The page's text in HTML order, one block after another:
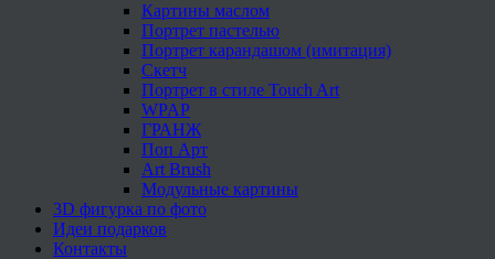
Картины маслом
Портрет пастелью
Портрет карандашом (имитация)
Скетч
Портрет в стиле Touch Art
WPAP
ГРАНЖ
Поп Арт
Art Brush
Модульные картины
3D фигурка по фото
Идеи подарков
Контакты